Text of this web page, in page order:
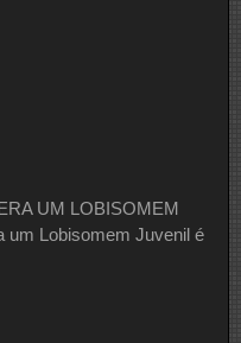
UM LOBISOMEM
um Lobisomem Juvenil é